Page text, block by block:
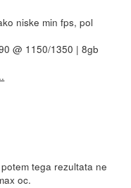
niske min fps, pol
@ 1150/1350 | 8gb
tega rezultata ne
oc.